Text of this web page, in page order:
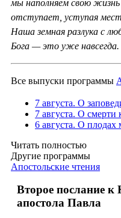
мы наполняем свою
отступает, уступая
Наша земная разлука с
Бога — это уже навсегда.
Все выпуски программы
7 августа. О
7 августа. О смерти
6 августа. О плодах
Читать полностью
Другие программы
Апостольские чтения
Второе послание к
апостола Павла